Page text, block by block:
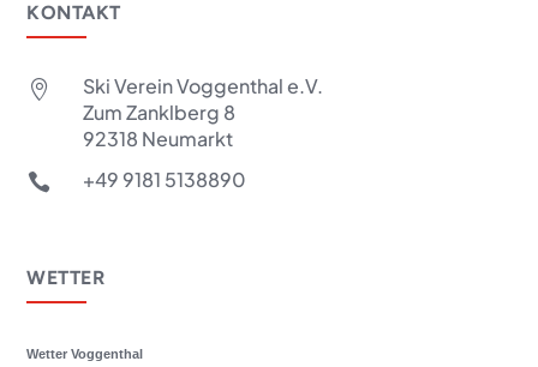
KONTAKT

Ski Verein Voggenthal e.V.
Zum Zanklberg 8
92318 Neumarkt
 +49 9181 5138890
WETTER
Wetter Voggenthal